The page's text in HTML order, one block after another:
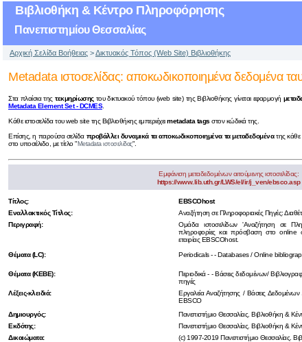
Βιβλιοθήκη & Κέντρο Πληροφόρησης
Πανεπιστημίου Θεσσαλίας
Αρχική Σελίδα Βοήθειας >Δικτυακός Τόπος (Web Site) Βιβλιοθήκης
Metadata ιστοσελίδας: αποκωδικοποιημένα δεδομένα
Στα πλαίσια τηςτεκμηρίωσηςτου δικτυακού τόπου (web site) της Βιβλιοθήκης γίνεται εφαρμογή
Metadata Element Set - DCMES.
Kάθε ιστοσελίδα του web site της Βιβλιοθήκης εμπεριέχειmetadata tags στον κώδικά της.
Επίσης, η παρούσα σελίδα προβάλλει δυναμικά τα αποκωδικοποιημένα τα μεταδεδομένατης κάθε
στο υποσέλιδο, με τίτλο "Metadata ιστοσελίδας".
Εμφάνιση μεταδεδομένων αιτούμενης ιστοσελίδας:
https://www.lib.uth.gr/LWS/el/ir/j_ven/ebsco.asp
Τίτλος:
EBSCOhost
Εναλλακτικός Τίτλος:
Αναζήτηση σε Πληροφοριακές Πηγές:
Περιγραφή:
Ομάδα ιστοσελίδων 'Αναζήτηση σε
πληροφορίες και πρόσβαση στο online
εταιρίας EBSCOhost.
Θέματα (LC):
Periodicals - - Databases / Online
Θέματα (ΚΕΒΕ):
Περιοδικά - - Βάσεις δεδομένων/
πηγές
Λέξεις-κλειδιά:
Εργαλεία Αναζήτησης / Βάσεις
EBSCO
Δημιουργός:
Πανεπιστήμιο Θεσσαλίας. Βιβλιοθήκη &
Εκδότης:
Πανεπιστήμιο Θεσσαλίας. Βιβλιοθήκη &
Δικαιώματα:
(c) 1997-2019 Πανεπιστήμιο Θεσσαλίας.